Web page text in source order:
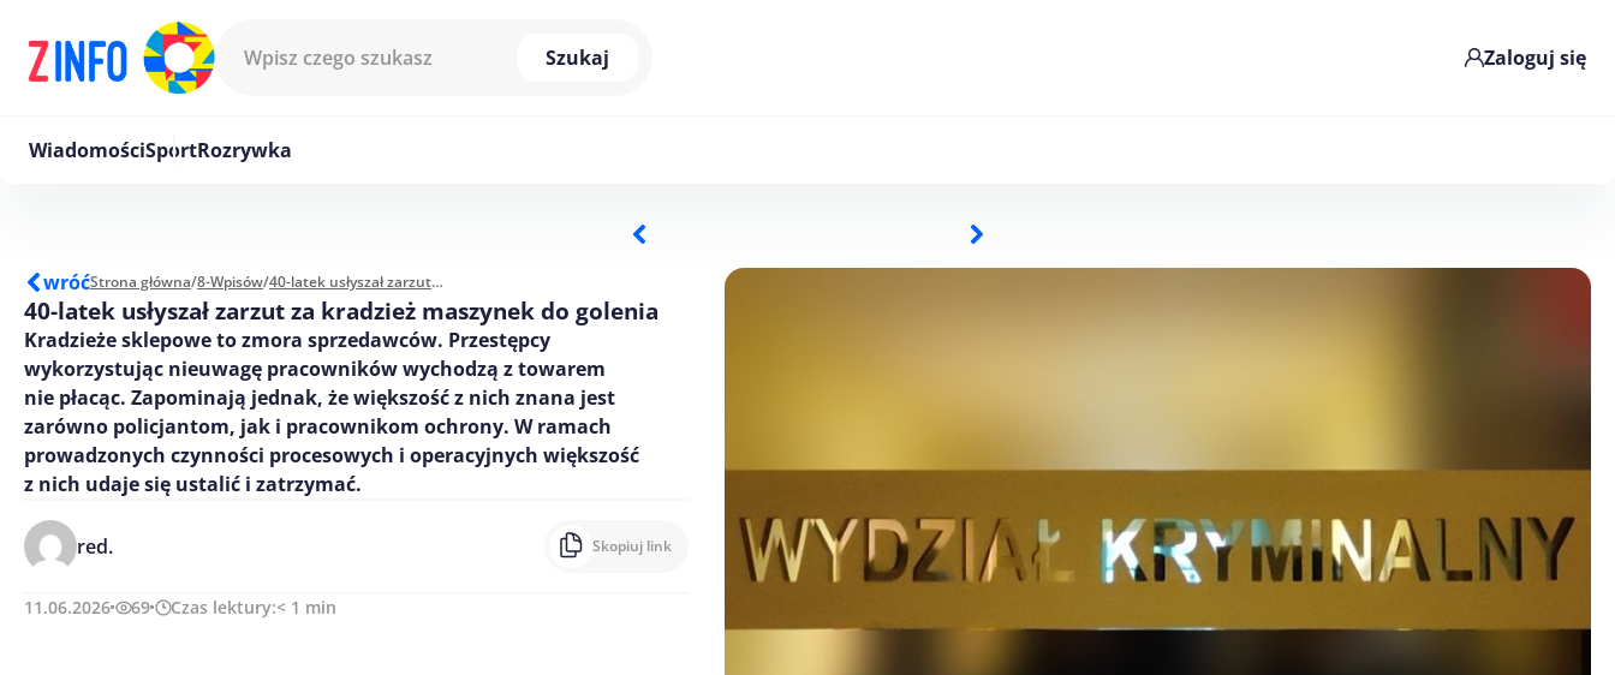
Szukaj
Zaloguj się
WiadomościSportRozrywka
wróćStrona główna/8-Wpisów/ 40-latek usłyszał zarzut za kradzież maszynek do golenia
40-latek usłyszał zarzut za kradzież maszynek do golenia
Kradzieże sklepowe to zmora sprzedawców. Przestępcy
wykorzystując nieuwagę pracowników wychodzą z towarem
nie płacąc. Zapominają jednak, że większość z nich znana jest
zarówno policjantom, jak i pracownikom ochrony. W ramach
prowadzonych czynności procesowych i operacyjnych większość
z nich udaje się ustalić i zatrzymać.
red. Skopiuj link
11.06.2026 69 Czas lektury:< 1 min